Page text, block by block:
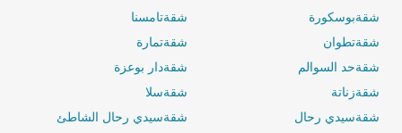
شقةبوسكورة
شقةتامسنا
شقةتطوان
شقةتمارة
شقةحد السوالم
شقةدار بوعزة
شقةزناتة
شقةسلا
شقةسيدي رحال
شقةسيدي رحال الشاطئ